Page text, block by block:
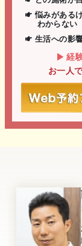
悩みがある
わからない
生活への影
経
お一人